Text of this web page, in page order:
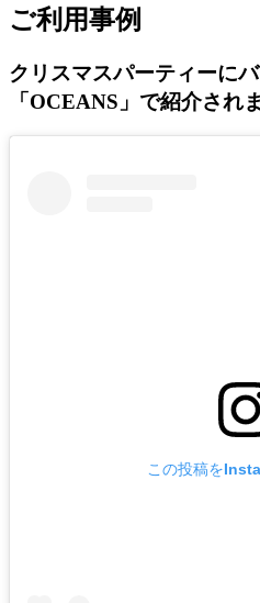
ご利用事例
クリスマスパーティーに
「OCEANS」で紹介され
この投稿を